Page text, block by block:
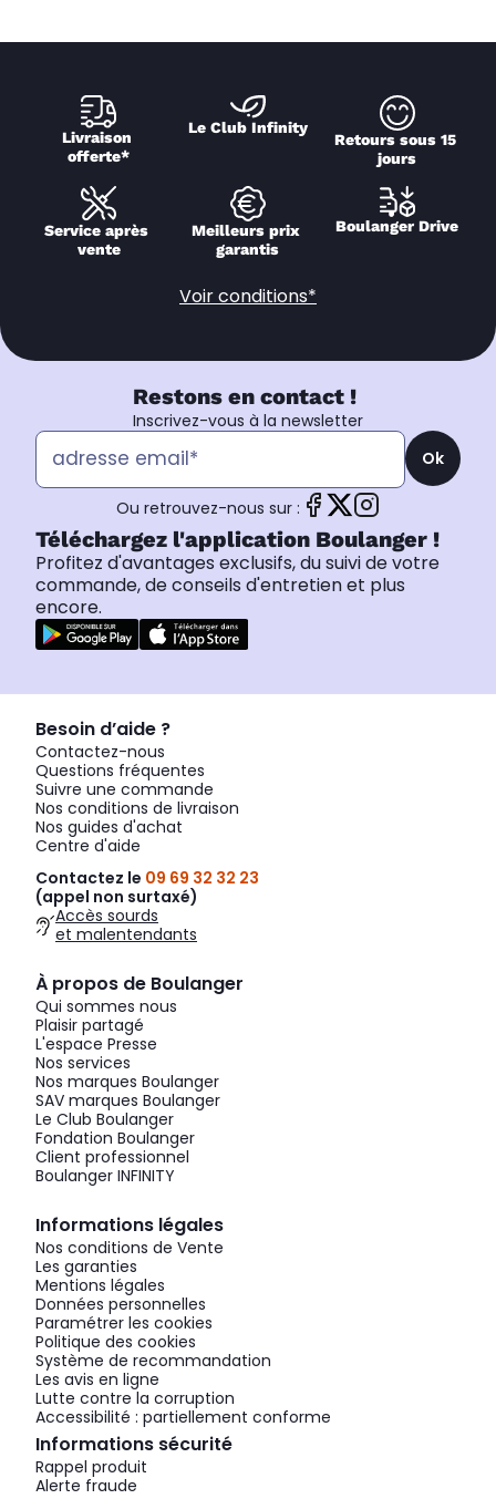
Livraison
offerte*
Le Club Infinity
Retours sous 15
jours
Service après
vente
Meilleurs prix
garantis
Boulanger Drive
Voir conditions*
Restons en contact !
Inscrivez-vous à la newsletter
Ok
Ou retrouvez-nous sur :
Téléchargez l'application Boulanger !
Profitez d'avantages exclusifs, du suivi de votre
commande, de conseils d'entretien et plus
encore.
Besoin d’aide ?
Contactez-nous
Questions fréquentes
Suivre une commande
Nos conditions de livraison
Nos guides d'achat
Centre d'aide
Contactez le 09 69 32 32 23
(appel non surtaxé)
Accès sourds
et malentendants
À propos de Boulanger
Qui sommes nous
Plaisir partagé
L'espace Presse
Nos services
Nos marques Boulanger
SAV marques Boulanger
Le Club Boulanger
Fondation Boulanger
Client professionnel
Boulanger INFINITY
Informations légales
Nos conditions de Vente
Les garanties
Mentions légales
Données personnelles
Paramétrer les cookies
Politique des cookies
Système de recommandation
Les avis en ligne
Lutte contre la corruption
Accessibilité : partiellement conforme
Informations sécurité
Rappel produit
Alerte fraude